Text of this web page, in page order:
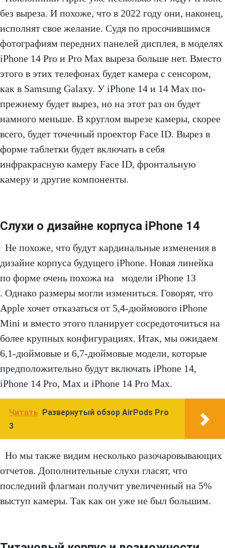
без выреза. И похоже, что в 2022 году они, наконец,
исполнят свое желание. Судя по просочившимся
фотографиям передних панелей дисплея, в моделях
iPhone 14 Pro и Pro Max выреза больше нет. Вместо
этого в этих телефонах будет камера с сенсором,
как в Samsung Galaxy. У iPhone 14 и 14 Max по-
прежнему будет вырез, но на этот раз он будет
намного меньше. В круглом вырезе камеры, скорее
всего, будет точечный проектор Face ID. Вырез в
форме таблетки будет включать в себя
инфракрасную камеру Face ID, фронтальную
камеру и другие компоненты.
Слухи о дизайне корпуса iPhone 14
Не похоже, что будут кардинальные изменения в
дизайне корпуса будущего iPhone. Новая линейка
по форме очень похожа на модели iPhone 13
. Однако размеры могли измениться. Говорят, что
Apple хочет отказаться от 5,4-дюймового iPhone
Mini и вместо этого планирует сосредоточиться на
более крупных конфигурациях. Итак, мы ожидаем
6,1-дюймовые и 6,7-дюймовые модели, которые
предположительно будут включать iPhone 14,
iPhone 14 Pro, Max и iPhone 14 Pro Max.
Читать
Развернутый обзор AirPods Pro
3
Но мы также видим несколько разочаровывающих
отчетов. Дополнительные слухи гласят, что
последний флагман получит увеличенный на 5%
выступ камеры. Так как он уже не был большим.